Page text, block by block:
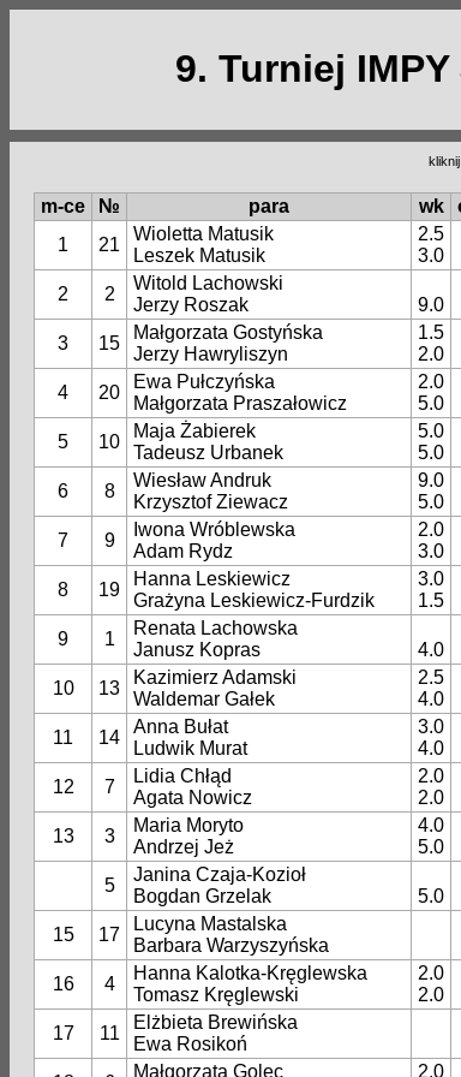
9. Turniej
m-ce № para wk
1
21
Wioletta Matusik 2.5
Leszek Matusik
3.0
2
2
Witold Lachowski
Jerzy Roszak 9.0
3
15
Małgorzata Gostyńska 1.5
Jerzy Hawryliszyn
2.0
4
20
Ewa Pułczyńska 2.0
Małgorzata Praszałowicz 5.0
5
10
Maja Żabierek 5.0
Tadeusz Urbanek 5.0
6
8
Wiesław Andruk 9.0
Krzysztof Ziewacz 5.0
7
9
Iwona Wróblewska 2.0
Adam Rydz 3.0
8
19
Hanna Leskiewicz 3.0
Grażyna Leskiewicz-Furdzik
1.5
9
1
Renata Lachowska
Janusz Kopras 4.0
10
13
Kazimierz Adamski 2.5
Waldemar Gałek
4.0
11
14
Anna Bułat 3.0
Ludwik Murat 4.0
12
7
Lidia Chłąd 2.0
Agata Nowicz 2.0
13
3
Maria Moryto 4.0
Andrzej Jeż
5.0
5
Janina Czaja-Kozioł
Bogdan Grzelak 5.0
15
17
Lucyna Mastalska
Barbara Warzyszyńska
16
4
Hanna Kalotka-Kręglewska 2.0
Tomasz Kręglewski
2.0
17
11
Elżbieta Brewińska
Ewa Rosikoń
Małgorzata Golec 2.0